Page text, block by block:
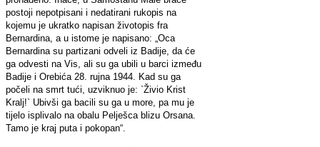
postoji nepotpisani i nedatirani rukopis na
kojemu je ukratko napisan životopis fra
Bernardina, a u istome je napisano: „Oca
Bernardina su partizani odveli iz Badije, da će
ga odvesti na Vis, ali su ga ubili u barci između
Badije i Orebića 28. rujna 1944. Kad su ga
počeli na smrt tući, uzviknuo je: `Živio Krist
Kralj!` Ubivši ga bacili su ga u more, pa mu je
tijelo isplivalo na obalu Pelješca blizu Orsana.
Tamo je kraj puta i pokopan“.